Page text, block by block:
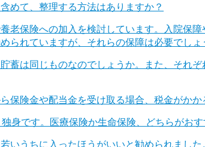
めて、整理する方法はありますか？
老保険への加入を検討しています。入院保
られていますが、それらの保障は必要でしょ
蓄は同じものなのでしょうか。また、それぞ
保険金や配当金を受け取る場合、税金がかか
身です。医療保険か生命保険、どちらがおす
いうちに入ったほうがいいと勧められました